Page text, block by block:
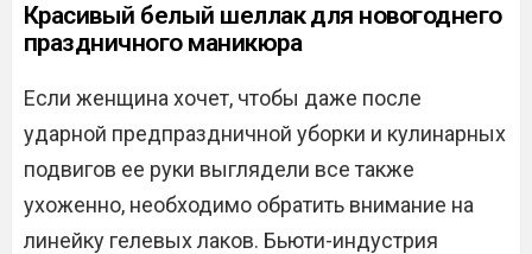
Красивый белый шеллак для новогоднего
праздничного маникюра
Если женщина хочет, чтобы даже после
ударной предпраздничной уборки и кулинарных
подвигов ее руки выглядели все также
ухоженно, необходимо обратить внимание на
линейку гелевых лаков. Бьюти-индустрия